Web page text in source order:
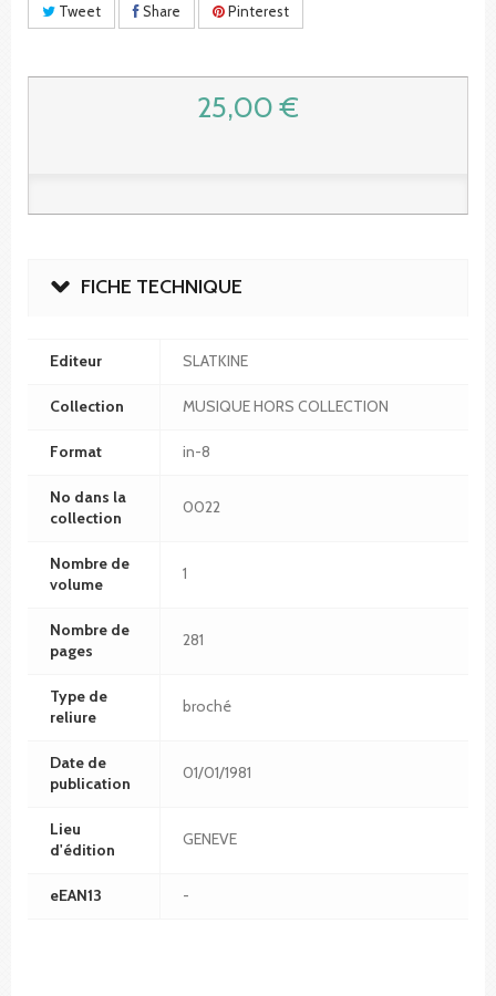
Tweet Share Pinterest
25,00 €
FICHE TECHNIQUE
Editeur SLATKINE
Collection MUSIQUE HORS COLLECTION
Format in-8
No dans la
collection
0022
Nombre de
volume
1
Nombre de
pages
281
Type de
reliure
broché
Date de
publication
01/01/1981
Lieu
d'édition
GENEVE
eEAN13 -